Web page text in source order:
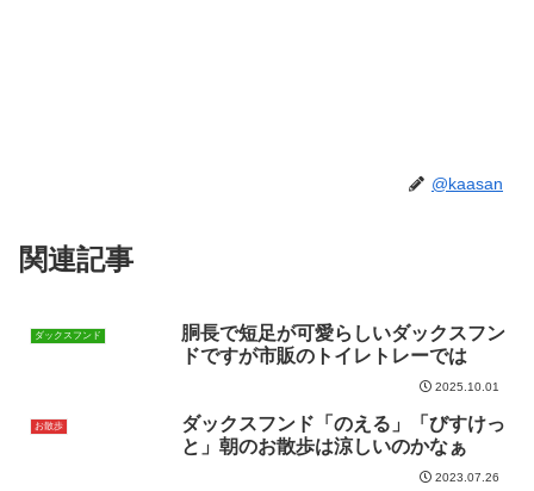
@kaasan
関連記事
ダックスフンド
胴長で短足が可愛らしいダックスフン
ドですが市販のトイレトレーでは
2025.10.01
お散歩
ダックスフンド「のえる」「びすけっ
と」朝のお散歩は涼しいのかなぁ
2023.07.26